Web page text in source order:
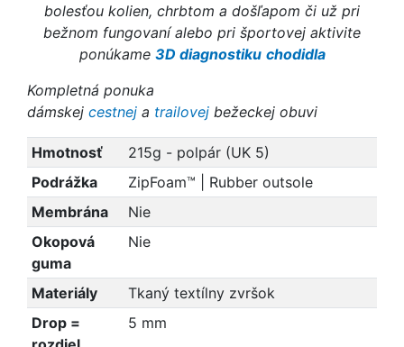
bolesťou kolien, chrbtom a došľapom či už pri
bežnom fungovaní alebo pri športovej aktivite
ponúkame 3D diagnostiku chodidla
Kompletná ponuka
dámskej cestnej a trailovej bežeckej obuvi
Hmotnosť
215g - polpár (UK 5)
Podrážka
ZipFoam™ | Rubber outsole
Membrána
Nie
Okopová
guma
Nie
Materiály
Tkaný textílny zvršok
Drop =
5 mm